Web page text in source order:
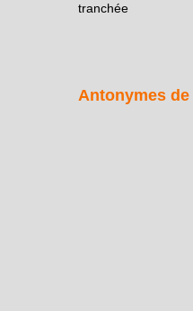
tranchée
Antonymes de